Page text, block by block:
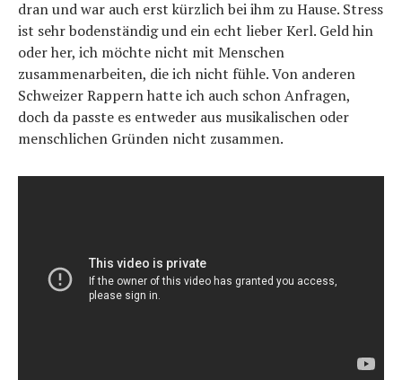
dran und war auch erst kürzlich bei ihm zu Hause. Stress
ist sehr bodenständig und ein echt lieber Kerl. Geld hin
oder her, ich möchte nicht mit Menschen
zusammenarbeiten, die ich nicht fühle. Von anderen
Schweizer Rappern hatte ich auch schon Anfragen,
doch da passte es entweder aus musikalischen oder
menschlichen Gründen nicht zusammen.